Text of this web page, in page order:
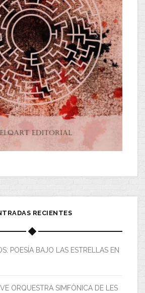
RECIENTES
POESÍA BAJO LAS ESTRELLAS EN
ORQUESTRA SIMFÒNICA DE LES